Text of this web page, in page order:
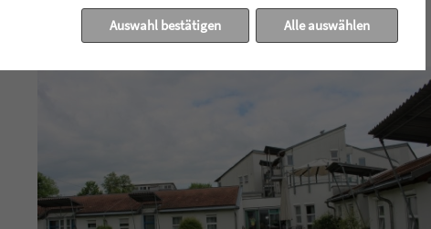
bei uns ausAuswahl bestätigen Alle auswählen